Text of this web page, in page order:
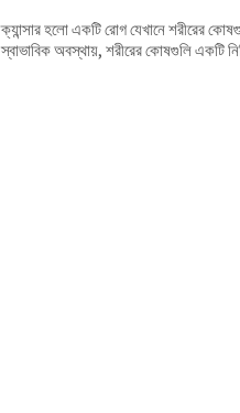
ক্যান্সার হলো একটি রোগ যেখানে শরীরের
স্বাভাবিক অবস্থায়, শরীরের কোষগুলি একটি